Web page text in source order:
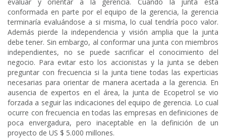
conformada en parte por el equipo de la gerencia, la gerencia
terminaría evaluándose a si misma, lo cual tendría poco valor.
Además pierde la independencia y visión amplia que la junta
debe tener. Sin embargo, al conformar una junta con miembros
independientes, no se puede sacrificar el conocimiento del
negocio. Para evitar esto los accionistas y la junta se deben
preguntar con frecuencia si la junta tiene todas las experticias
necesarias para orientar de manera acertada a la gerencia. En
ausencia de expertos en el área, la junta de Ecopetrol se vio
forzada a seguir las indicaciones del equipo de gerencia. Lo cual
ocurre con frecuencia en todas las empresas en definiciones de
poca envergadura, pero inaceptable en la definición de un
proyecto de US $ 5.000 millones.